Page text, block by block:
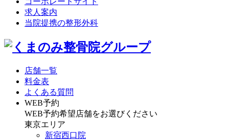
求人案内
当院提携の整形外科
店舗一覧
料金表
よくある質問
WEB予約
WEB予約希望店舗をお選びください
東京エリア
新宿西口院